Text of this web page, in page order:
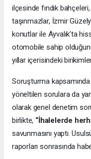
ilçesinde fındık
taşınmazlar, İzmir
konutlar ile Ayvalık’ta
otomobile sahip
yıllar içerisindeki
Soruşturma
yöneltilen sorulara da
olarak genel denetim
birlikte, “İhalelerde
savunmasını yaptı.
raporları sonrasında